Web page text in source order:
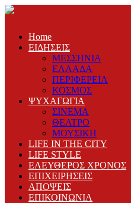
Home
ΕΙΔΗΣΕΙΣ
ΜΕΣΣΗΝΙΑ
ΕΛΛΑΔΑ
ΠΕΡΙΦΕΡΕΙΑ
ΚΟΣΜΟΣ
ΨΥΧΑΓΩΓΙΑ
ΣΙΝΕΜΑ
ΘΕΑΤΡΟ
ΜΟΥΣΙΚΗ
LIFE IN THE CITY
LIFE STYLE
ΕΛΕΥΘΕΡΟΣ ΧΡΟΝΟΣ
ΕΠΙΧΕΙΡΗΣΕΙΣ
ΑΠΟΨΕΙΣ
ΕΠΙΚΟΙΝΩΝΙΑ